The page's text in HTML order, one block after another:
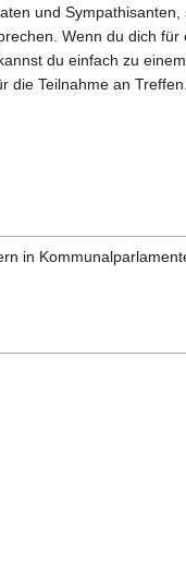
und Sympathisanten,
Wenn du dich für
du einfach zu
die Teilnahme an
in